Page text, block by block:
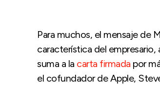
Para muchos, el mensaje de
característica del
suma a la carta firmada por
el cofundador de Apple,